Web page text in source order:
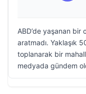
ABD’de yaşanan
aratmadı. Yaklaşık
toplanarak bir
medyada gündem